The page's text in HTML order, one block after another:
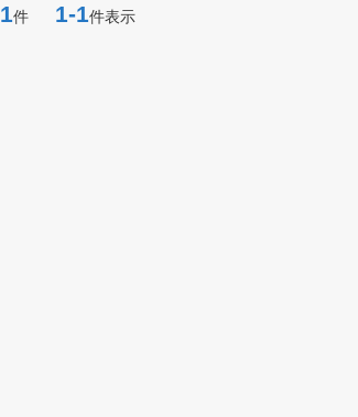
1件 1-1件表示